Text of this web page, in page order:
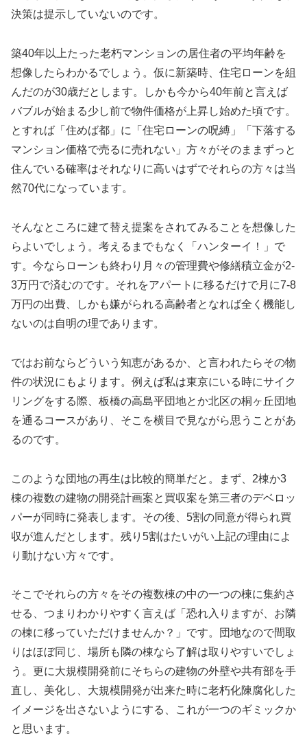
決策は提示していないのです。
築40年以上たった老朽マンションの居住者の平均年齢を
想像したらわかるでしょう。仮に新築時、住宅ローンを組
んだのが30歳だとします。しかも今から40年前と言えば
バブルが始まる少し前で物件価格が上昇し始めた頃です。
とすれば「住めば都」に「住宅ローンの呪縛」「下落する
マンション価格で売るに売れない」方々がそのままずっと
住んでいる確率はそれなりに高いはずでそれらの方々は当
然70代になっています。
そんなところに建て替え提案をされてみることを想像した
らよいでしょう。考えるまでもなく「ハンターイ！」で
す。今ならローンも終わり月々の管理費や修繕積立金が2-
3万円で済むのです。それをアパートに移るだけで月に7-8
万円の出費、しかも嫌がられる高齢者となれば全く機能し
ないのは自明の理であります。
ではお前ならどういう知恵があるか、と言われたらその物
件の状況にもよります。例えば私は東京にいる時にサイク
リングをする際、板橋の高島平団地とか北区の桐ヶ丘団地
を通るコースがあり、そこを横目で見ながら思うことがあ
るのです。
このような団地の再生は比較的簡単だと。まず、2棟か3
棟の複数の建物の開発計画案と買収案を第三者のデベロッ
パーが同時に発表します。その後、5割の同意が得られ買
収が進んだとします。残り5割はたいがい上記の理由によ
り動けない方々です。
そこでそれらの方々をその複数棟の中の一つの棟に集約さ
せる、つまりわかりやすく言えば「恐れ入りますが、お隣
の棟に移っていただけませんか？」です。団地なので間取
りはほぼ同じ、場所も隣の棟なら了解は取りやすいでしょ
う。更に大規模開発前にそちらの建物の外壁や共有部を手
直し、美化し、大規模開発が出来た時に老朽化陳腐化した
イメージを出さないようにする、これが一つのギミックか
と思います。